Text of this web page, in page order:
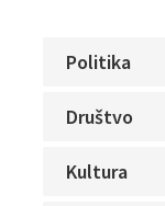
Politika
Društvo
Kultura